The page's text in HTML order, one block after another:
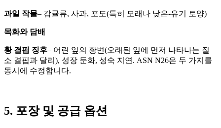
과일 작물– 감귤류, 사과, 포도(특히 모래나 낮은-유기 토양)
목화와 담배
황 결핍 징후– 어린 잎의 황변(오래된 잎에 먼저 나타나는 질
소 결핍과 달리), 성장 둔화, 성숙 지연. ASN N26은 두 가지를
동시에 수정합니다.
5. 포장 및 공급 옵션